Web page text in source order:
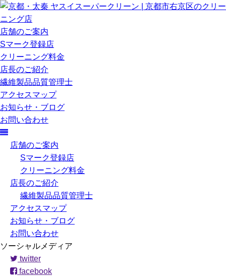
店舗のご案内
Sマーク登録店
クリーニング料金
店長のご紹介
繊維製品品質管理士
アクセスマップ
お知らせ・ブログ
お問い合わせ
店舗のご案内
Sマーク登録店
クリーニング料金
店長のご紹介
繊維製品品質管理士
アクセスマップ
お知らせ・ブログ
お問い合わせ
ソーシャルメディア
twitter
facebook